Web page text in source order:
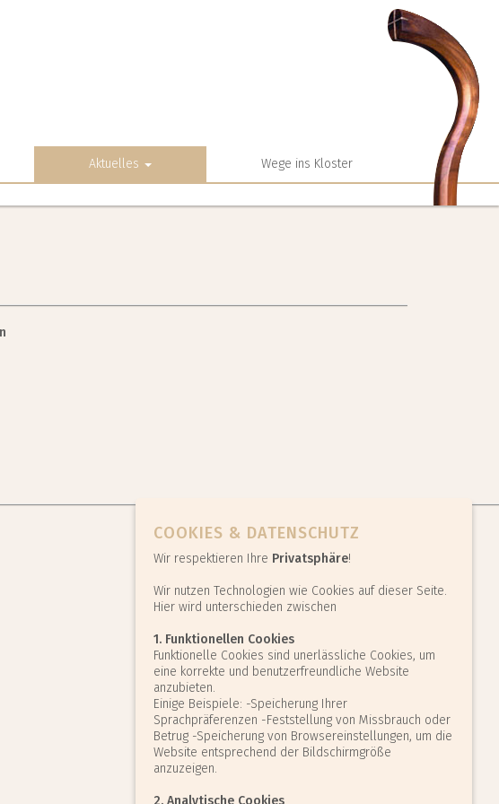
Aktuelles Wege ins Kloster
COOKIES & DATENSCHUTZ
Wir respektieren Ihre Privatsphäre!
Wir nutzen Technologien wie Cookies auf dieser Seite.
Hier wird unterschieden zwischen
1. Funktionellen Cookies
Funktionelle Cookies sind unerlässliche Cookies, um
eine korrekte und benutzerfreundliche Website
anzubieten.
Einige Beispiele: -Speicherung Ihrer
Sprachpräferenzen -Feststellung von Missbrauch oder
Betrug -Speicherung von Browsereinstellungen, um die
Website entsprechend der Bildschirmgröße
anzuzeigen.
2. Analytische Cookies